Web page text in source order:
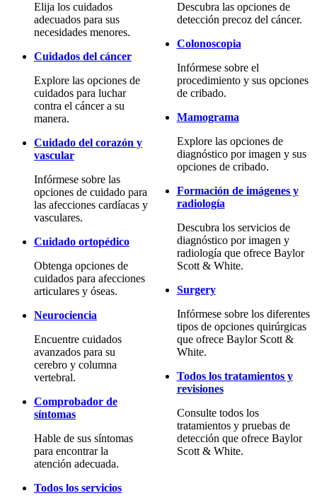
Elija los cuidados
adecuados para sus
necesidades menores.
Cuidados del cáncer
Explore las opciones de
cuidados para luchar
contra el cáncer a su
manera.
Cuidado del corazón y
vascular
Infórmese sobre las
opciones de cuidado para
las afecciones cardíacas y
vasculares.
Cuidado ortopédico
Obtenga opciones de
cuidados para afecciones
articulares y óseas.
Neurociencia
Encuentre cuidados
avanzados para su
cerebro y columna
vertebral.
Comprobador de
síntomas
Hable de sus síntomas
para encontrar la
atención adecuada.
Todos los servicios
Descubra las opciones de
detección precoz del cáncer.
Colonoscopia
Infórmese sobre el
procedimiento y sus opciones
de cribado.
Mamograma
Explore las opciones de
diagnóstico por imagen y sus
opciones de cribado.
Formación de imágenes y
radiología
Descubra los servicios de
diagnóstico por imagen y
radiología que ofrece Baylor
Scott & White.
Surgery
Infórmese sobre los diferentes
tipos de opciones quirúrgicas
que ofrece Baylor Scott &
White.
Todos los tratamientos y
revisiones
Consulte todos los
tratamientos y pruebas de
detección que ofrece Baylor
Scott & White.